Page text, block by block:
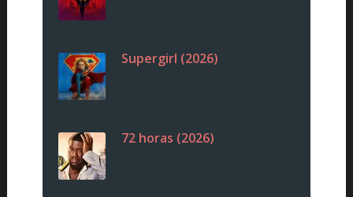
Supergirl (2026)
72 horas (2026)